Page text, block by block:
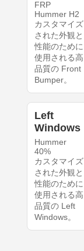
FRP
Hummer H2
カスタマイズ
された外観と
性能のために
使用される高
品質の Front
Bumper。
Left
Windows
Hummer
40%
カスタマイズ
された外観と
性能のために
使用される高
品質の Left
Windows。